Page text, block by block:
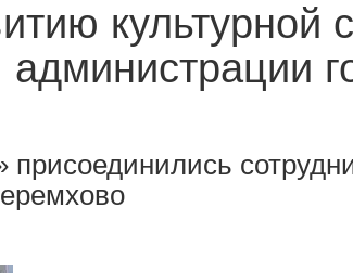
культурной
присоединились